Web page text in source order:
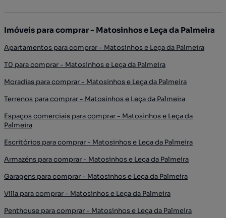
Imóveis para comprar - Matosinhos e Leça da Palmeira
Apartamentos para comprar - Matosinhos e Leça da Palmeira
T0 para comprar - Matosinhos e Leça da Palmeira
Moradias para comprar - Matosinhos e Leça da Palmeira
Terrenos para comprar - Matosinhos e Leça da Palmeira
Espaços comerciais para comprar - Matosinhos e Leça da
Palmeira
Escritórios para comprar - Matosinhos e Leça da Palmeira
Armazéns para comprar - Matosinhos e Leça da Palmeira
Garagens para comprar - Matosinhos e Leça da Palmeira
Villa para comprar - Matosinhos e Leça da Palmeira
Penthouse para comprar - Matosinhos e Leça da Palmeira